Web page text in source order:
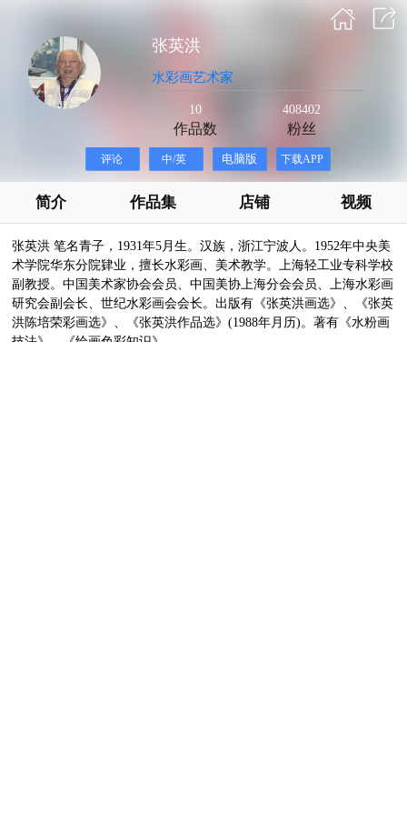
张英洪
水彩画艺术家
10
作品数
408402
粉丝
简介 作品集 店铺 视频
张英洪 笔名青子，1931年5月生。汉族，浙江宁波人。1952年中央美
术学院华东分院肄业，擅长水彩画、美术教学。上海轻工业专科学校
副教授。中国美术家协会会员、中国美协上海分会会员、上海水彩画
研究会副会长、世纪水彩画会会长。出版有《张英洪画选》、《张英
洪陈培荣彩画选》、《张英洪作品选》(1988年月历)。著有《水粉画
技法》、《绘画色彩知识》。